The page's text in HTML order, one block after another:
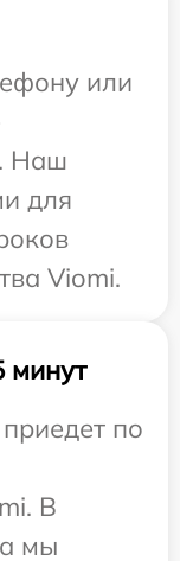
или
Наш
для
Viomi.
минут
по
В
мы